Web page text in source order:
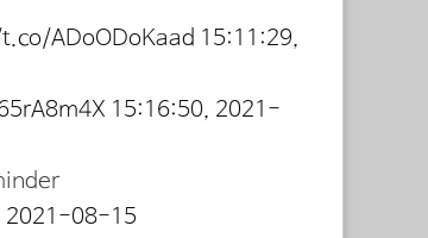
ADoODoKaad 15:11:29,
15:16:50, 2021-
2021-08-15